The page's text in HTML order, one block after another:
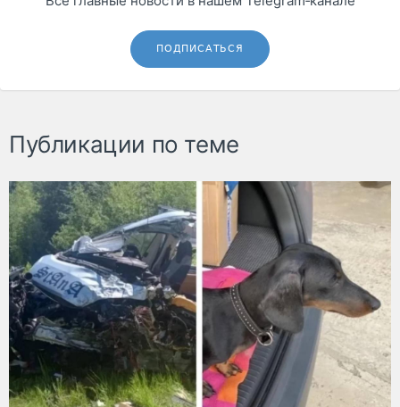
ПОДПИСАТЬСЯ
Публикации по теме